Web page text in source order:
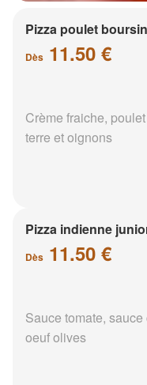
Pizza poulet
Dès 11.50 €
Crème fraiche,
terre et oignons
Pizza indienne
Dès 11.50 €
Sauce tomate,
oeuf olives